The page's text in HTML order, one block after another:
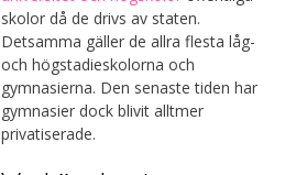
skolor då de drivs av staten.
Detsamma gäller de allra flesta låg-
och högstadieskolorna och
gymnasierna. Den senaste tiden har
gymnasier dock blivit alltmer
privatiserade.